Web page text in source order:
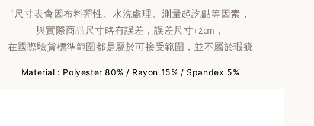
*尺寸表會因布料彈性、水洗處理、測量起訖點等因素，
與實際商品尺寸略有誤差，誤差尺寸±2cm，
在國際驗貨標準範圍都是屬於可接受範圍，並不屬於瑕疵
Material : Polyester 80% / Rayon 15% / Spandex 5%